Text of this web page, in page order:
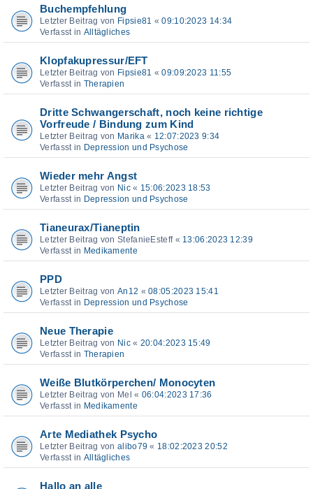
Buchempfehlung
Letzter Beitrag von Fipsie81 «09:10:2023 14:34
Verfasst in Alltägliches
Klopfakupressur/EFT
Letzter Beitrag von Fipsie81 «09:09:2023 11:55
Verfasst in Therapien
Dritte Schwangerschaft, noch keine richtige
Vorfreude / Bindung zum Kind
Letzter Beitrag von Marika« 12:07:2023 9:34
Verfasst in Depression und Psychose
Wieder mehr Angst
Letzter Beitrag von Nic« 15:06:2023 18:53
Verfasst in Depression und Psychose
Tianeurax/Tianeptin
Letzter Beitrag vonStefanieEsteff« 13:06:2023 12:39
Verfasst in Medikamente
PPD
Letzter Beitrag von An12 «08:05:2023 15:41
Verfasst in Depression und Psychose
Neue Therapie
Letzter Beitrag von Nic« 20:04:2023 15:49
Verfasst in Therapien
Weiße Blutkörperchen/ Monocyten
Letzter Beitrag von Mel « 06:04:2023 17:36
Verfasst in Medikamente
Arte Mediathek Psycho
Letzter Beitrag von alibo79 « 18:02:2023 20:52
Verfasst in Alltägliches
Hallo an alle